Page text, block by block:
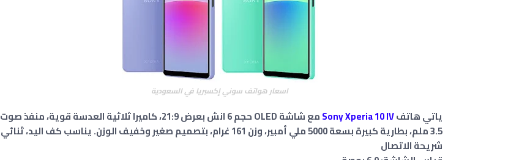
اسعار هواتف سوني إكسبريا في السعودية
ياتي هاتفSony Xperia 10 IV
مع شاشة OLED حجم 6 انش بعرض 21:9، كاميرا ثلاثية العدسة قوية، منفذ صوت
3.5 ملم، بطارية كبيرة بسعة 5000 ملي أمبير، وزن 161 غرام، بتصميم صغير وخفيف الوزن. يناسب كف اليد، ثنائي
شريحة الاتصال